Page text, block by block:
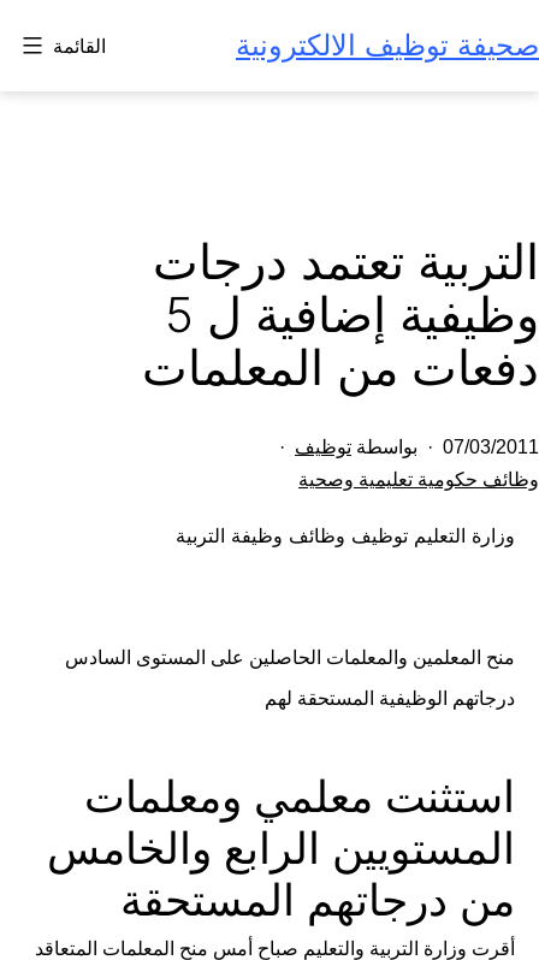
إلى
المحتوى
صحيفة توظيف الالكترونية القائمة
التربية تعتمد درجات
وظيفية إضافية ل 5
دفعات من المعلمات
تم
النشر
07/03/2011 بواسطة توظيف
مصنف
وظائف حكومية تعليمية وصحية
وزارة التعليم توظيف وظائف وظيفة التربية
منح المعلمين والمعلمات الحاصلين على المستوى السادس
درجاتهم الوظيفية المستحقة لهم
استثنت معلمي ومعلمات
المستويين الرابع والخامس
من درجاتهم المستحقة
أقرت وزارة التربية والتعليم صباح أمس منح المعلمات المتعاقد